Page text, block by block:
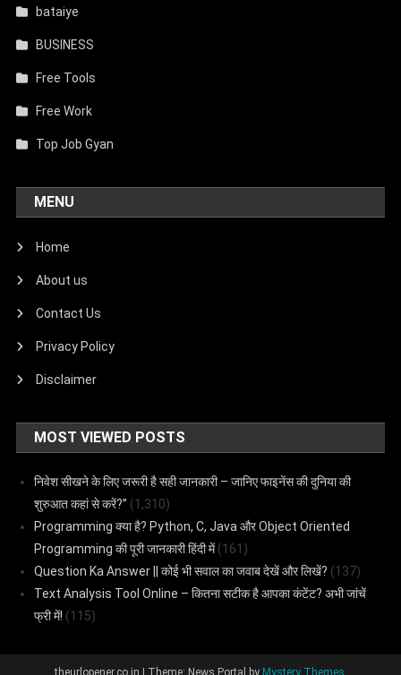
bataiye
BUSINESS
Free Tools
Free Work
Top Job Gyan
MENU
Home
About us
Contact Us
Privacy Policy
Disclaimer
MOST VIEWED POSTS
निवेश सीखने के लिए जरूरी है सही जानकारी – जानिए फाइनेंस की दुनिया की
शुरुआत कहां से करें?” (1,310)
Programming क्या है? Python, C, Java और Object Oriented
Programming की पूरी जानकारी हिंदी में (161)
Question Ka Answer || कोई भी सवाल का जवाब देखें और लिखें? (137)
Text Analysis Tool Online – कितना सटीक है आपका कंटेंट? अभी जांचें
फ्री में! (115)
theurlopener.co.in | Theme: News Portal by Mystery Themes